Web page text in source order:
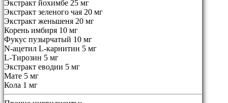
Экстракт йохимбе 25 мг
Экстракт зеленого чая 20 мг
Экстракт женьшеня 20 мг
Корень имбиря 10 мг
Фукус пузырчатый 10 мг
N-ацетил L-карнитин 5 мг
L-Тирозин 5 мг
Экстракт еводии 5 мг
Мате 5 мг
Кола 1 мг